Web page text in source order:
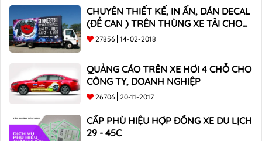
CHUYÊN THIẾT KẾ, IN ẤN, DÁN DECAL
(ĐỀ CAN ) TRÊN THÙNG XE TẢI CHO
CÔNG TY
27856 14-02-2018
QUẢNG CÁO TRÊN XE HƠI 4 CHỖ CHO
CÔNG TY, DOANH NGHIỆP
26706 20-11-2017
CẤP PHÙ HIỆU HỢP ĐỒNG XE DU LỊCH
29 - 45C